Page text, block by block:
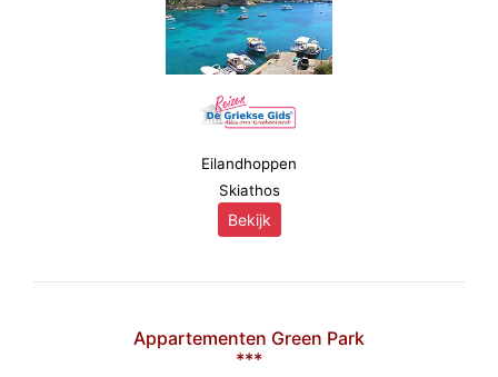
Eilandhoppen
Skiathos
Bekijk
Appartementen Green Park
***